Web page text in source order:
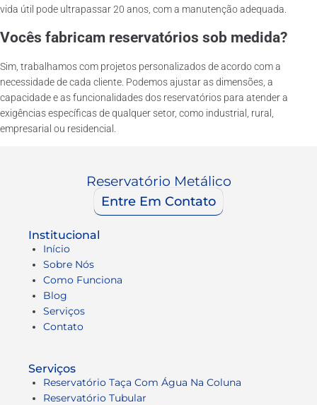
vida útil pode ultrapassar 20 anos, com a manutenção adequada.
Vocês fabricam reservatórios sob medida?
Sim, trabalhamos com projetos personalizados de acordo com a
necessidade de cada cliente. Podemos ajustar as dimensões, a
capacidade e as funcionalidades dos reservatórios para atender a
exigências específicas de qualquer setor, como industrial, rural,
empresarial ou residencial.
Reservatório Metálico
Entre Em Contato
Institucional
Início
Sobre Nós
Como Funciona
Blog
Serviços
Contato
Serviços
Reservatório Taça Com Água Na Coluna
Reservatório Tubular